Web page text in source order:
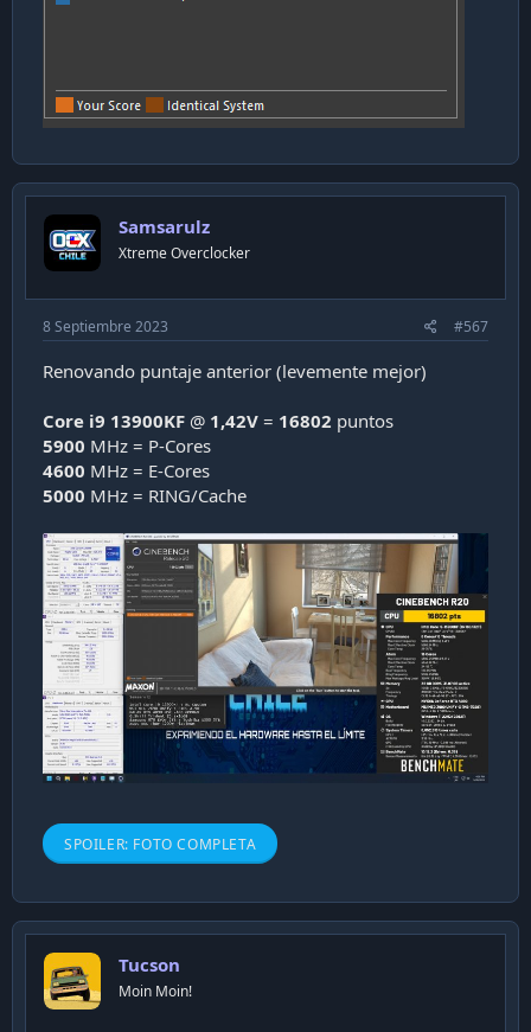
Samsarulz
Xtreme Overclocker
8 Septiembre 2023 #567
Renovando puntaje anterior (levemente mejor)
Core i9 13900KF @ 1,42V = 16802 puntos
5900 MHz = P-Cores
4600 MHz = E-Cores
5000 MHz = RING/Cache
SPOILER: FOTO COMPLETA
Tucson
Moin Moin!